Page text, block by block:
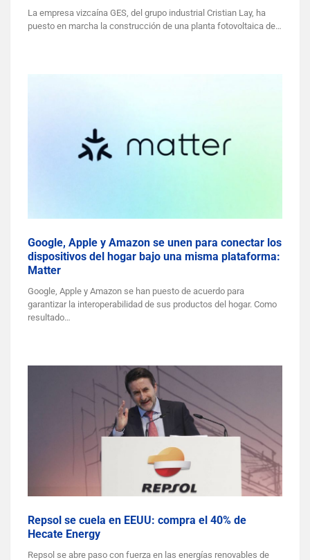
La empresa vizcaína GES, del grupo industrial Cristian Lay, ha
puesto en marcha la construcción de una planta fotovoltaica de…
Google, Apple y Amazon se unen para conectar los
dispositivos del hogar bajo una misma plataforma:
Matter
Google, Apple y Amazon se han puesto de acuerdo para
garantizar la interoperabilidad de sus productos del hogar. Como
resultado…
Repsol se cuela en EEUU: compra el 40% de
Hecate Energy
Repsol se abre paso con fuerza en las energías renovables de